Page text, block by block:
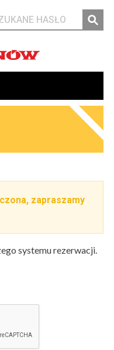
zapraszamy
systemu rezerwacji.